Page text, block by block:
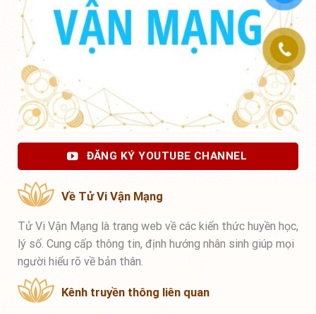
ĐĂNG KÝ YOUTUBE CHANNEL
Về Tử Vi Vận Mạng
Tử Vi Vận Mạng là trang web về các kiến thức huyền học,
lý số. Cung cấp thông tin, định hướng nhân sinh giúp mọi
người hiểu rõ về bản thân.
Kênh truyền thông liên quan